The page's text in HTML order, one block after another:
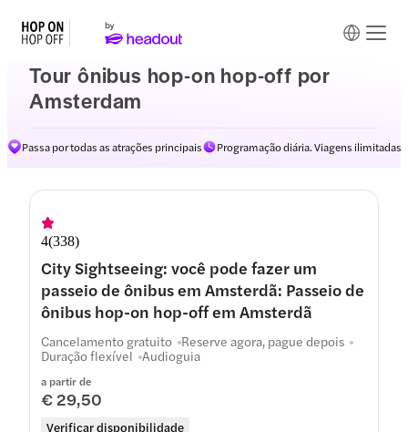
Tour ônibus hop-on hop-off por
Amsterdam
Passa por todas as atrações principais Programação diária. Viagens ilimitadas
Rotas
4(338)
City Sightseeing: você pode fazer um
passeio de ônibus em Amsterdã: Passeio de
ônibus hop-on hop-off em Amsterdã
a partir de
€ 29,50
Verificar disponibilidade
Cancelamento gratuito Reserve agora, pague depois
Duração flexível Audioguia